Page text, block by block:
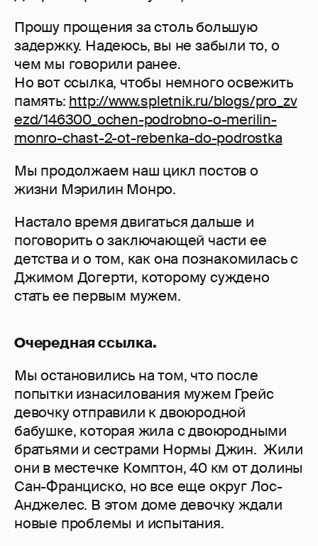
Прошу прощения за столь большую
задержку. Надеюсь, вы не забыли то, о
чем мы говорили ранее.
Но вот ссылка, чтобы немного освежить
память: http://www.spletnik.ru/blogs/pro_zv
ezd/146300_ochen-podrobno-o-merilin-
monro-chast-2-ot-rebenka-do-podrostka
Мы продолжаем наш цикл постов о
жизни Мэрилин Монро.
Настало время двигаться дальше и
поговорить о заключающей части ее
детства и о том, как она познакомилась с
Джимом Догерти, которому суждено
стать ее первым мужем.
Очередная ссылка.
Мы остановились на том, что после
попытки изнасилования мужем Грейс
девочку отправили к двоюродной
бабушке, которая жила с двоюродными
братьями и сестрами Нормы Джин. Жили
они в местечке Комптон, 40 км от долины
Сан-Франциско, но все еще округ Лос-
Анджелес. В этом доме девочку ждали
новые проблемы и испытания.